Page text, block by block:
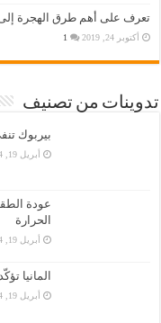
تعرف على أهم طرق الهجرة إلى
أكتوبر 24, 2019 1
تدوينات من تصنيف
بيربوك
أبريل 19, 2024
عودة
الحرارة
أبريل 19, 2024
المانيا
أبريل 19, 2024